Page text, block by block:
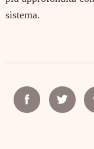
sistema.
FacebookTwitter